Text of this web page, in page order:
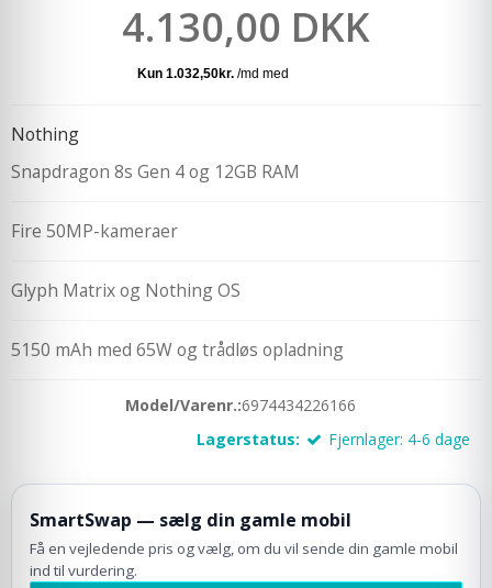
4.130,00 DKK
Nothing
Snapdragon 8s Gen 4 og 12GB RAM
Fire 50MP-kameraer
Glyph Matrix og Nothing OS
5150 mAh med 65W og trådløs opladning
Model/Varenr.:6974434226166
Lagerstatus:
Fjernlager: 4-6 dage
SmartSwap — sælg din gamle mobil
Få en vejledende pris og vælg, om du vil sende din gamle mobil
ind til vurdering.